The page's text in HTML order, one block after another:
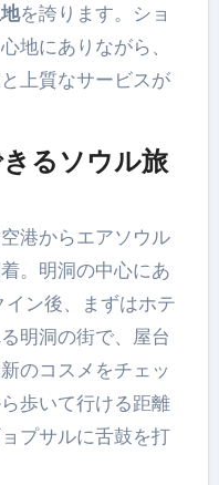
を誇ります。ショ
地にありながら、
上質なサービスが
るソウル旅
港からエアソウル
。明洞の中心にあ
ン後、まずはホテ
明洞の街で、屋台
のコスメをチェッ
歩いて行ける距離
プサルに舌鼓を打